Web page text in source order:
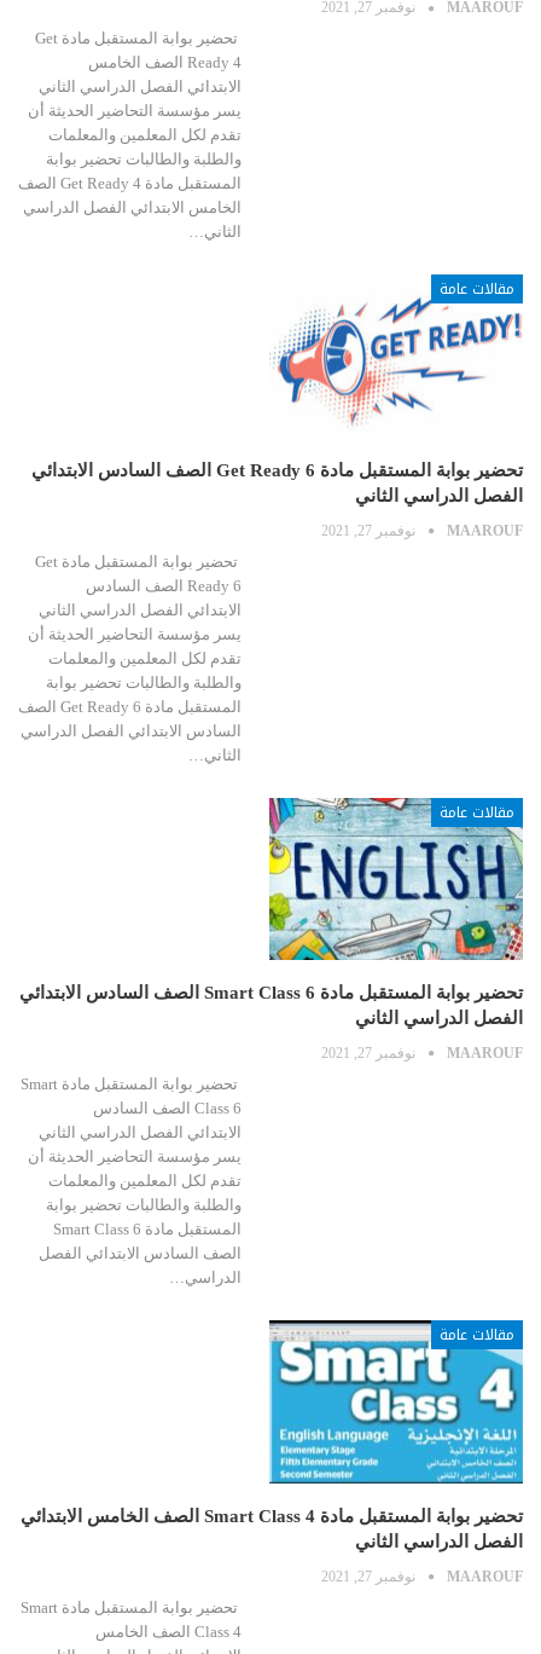
MAAROUF نوفمبر 27, 2021
تحضير بوابة المستقبل مادة Get
Ready 4 الصف الخامس
الابتدائي الفصل الدراسي الثاني
يسر مؤسسة التحاضير الحديثة أن
تقدم لكل المعلمين والمعلمات
والطلبة والطالبات تحضير بوابة
المستقبل مادة Get Ready 4 الصف
الخامس الابتدائي الفصل الدراسي
الثاني…
مقالات عامة
تحضير بوابة المستقبل مادة Get Ready 6 الصف السادس الابتدائي
الفصل الدراسي الثاني
MAAROUF نوفمبر 27, 2021
تحضير بوابة المستقبل مادة Get
Ready 6 الصف السادس
الابتدائي الفصل الدراسي الثاني
يسر مؤسسة التحاضير الحديثة أن
تقدم لكل المعلمين والمعلمات
والطلبة والطالبات تحضير بوابة
المستقبل مادة Get Ready 6 الصف
السادس الابتدائي الفصل الدراسي
الثاني…
مقالات عامة
تحضير بوابة المستقبل مادة Smart Class 6 الصف السادس الابتدائي
الفصل الدراسي الثاني
MAAROUF نوفمبر 27, 2021
تحضير بوابة المستقبل مادة Smart
Class 6 الصف السادس
الابتدائي الفصل الدراسي الثاني
يسر مؤسسة التحاضير الحديثة أن
تقدم لكل المعلمين والمعلمات
والطلبة والطالبات تحضير بوابة
المستقبل مادة Smart Class 6
الصف السادس الابتدائي الفصل
الدراسي…
مقالات عامة
تحضير بوابة المستقبل مادة Smart Class 4 الصف الخامس الابتدائي
الفصل الدراسي الثاني
MAAROUF نوفمبر 27, 2021
تحضير بوابة المستقبل مادة Smart
Class 4 الصف الخامس